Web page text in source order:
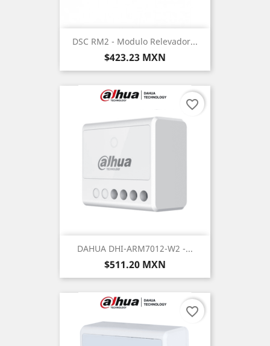
DSC RM2 - Modulo Relevador...
Precio
$423.23 MXN
DAHUA DHI-ARM7012-W2 -...
Precio
$511.20 MXN
favorite_border
favorite_border